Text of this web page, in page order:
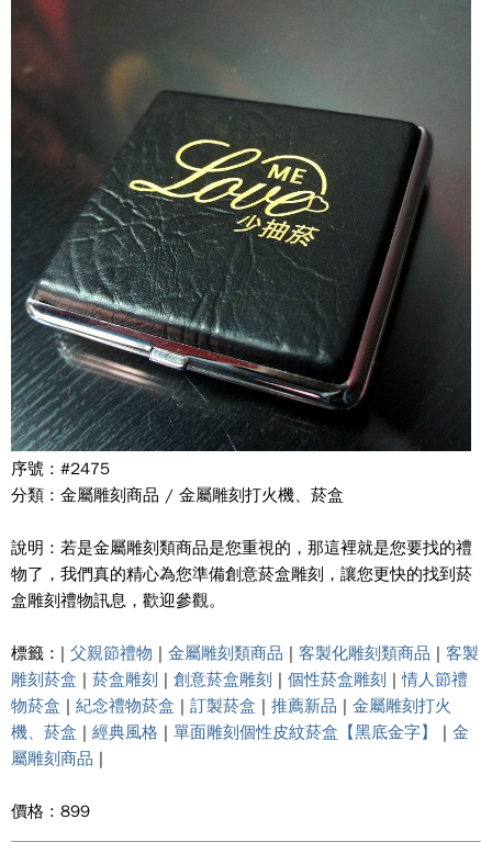
序號 : #2475
分類 : 金屬雕刻商品 / 金屬雕刻打火機、菸盒
說明 : 若是金屬雕刻類商品是您重視的，那這裡就是您要找的禮
物了，我們真的精心為您準備創意菸盒雕刻，讓您更快的找到菸
盒雕刻禮物訊息，歡迎參觀。
標籤 : | 父親節禮物 金屬雕刻類商品 客製化雕刻類商品
客製
雕刻菸盒
菸盒雕刻 創意菸盒雕刻 個性菸盒雕刻 |情人節禮
物菸盒
紀念禮物菸盒 訂製菸盒 推薦新品
金屬雕刻打火
機、菸盒
經典風格 單面雕刻個性皮紋菸盒【黑底金字】
金
屬雕刻商品
價格 : 899